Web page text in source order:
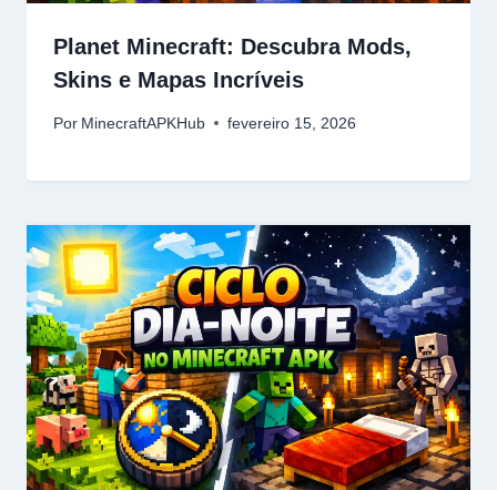
Planet Minecraft: Descubra Mods,
Skins e Mapas Incríveis
Por MinecraftAPKHub fevereiro 15, 2026